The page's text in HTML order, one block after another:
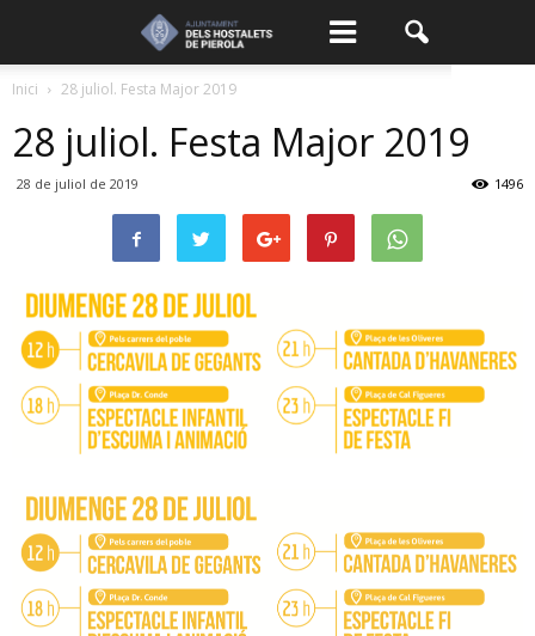
Inici 28 juliol. Festa Major 2019
28 juliol. Festa Major 2019
28 de juliol de 2019 1496